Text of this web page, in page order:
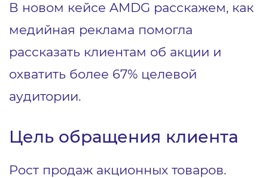
В новом кейсе AMDG расскажем, как
медийная реклама помогла
рассказать клиентам об акции и
охватить более 67% целевой
аудитории.
Цель обращения клиента
Рост продаж акционных товаров.